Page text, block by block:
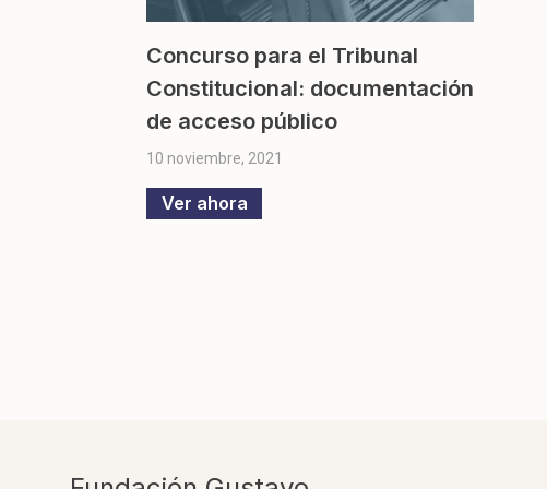
Concurso para el Tribunal
Constitucional: documentación
de acceso público
10 noviembre, 2021
Ver ahora